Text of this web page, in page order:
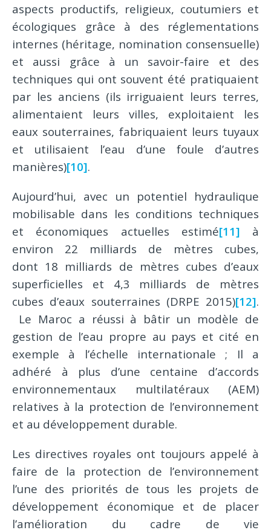
aspects productifs, religieux, coutumiers et
écologiques grâce à des réglementations
internes (héritage, nomination consensuelle)
et aussi grâce à un savoir-faire et des
techniques qui ont souvent été pratiquaient
par les anciens (ils irriguaient leurs terres,
alimentaient leurs villes, exploitaient les
eaux souterraines, fabriquaient leurs tuyaux
et utilisaient l’eau d’une foule d’autres
manières)[10].
Aujourd’hui, avec un potentiel hydraulique
mobilisable dans les conditions techniques
et économiques actuelles estimé[11] à
environ 22 milliards de mètres cubes,
dont 18 milliards de mètres cubes d’eaux
superficielles et 4,3 milliards de mètres
cubes d’eaux souterraines (DRPE 2015)[12].
Le Maroc a réussi à bâtir un modèle de
gestion de l’eau propre au pays et cité en
exemple à l’échelle internationale ; Il a
adhéré à plus d’une centaine d’accords
environnementaux multilatéraux (AEM)
relatives à la protection de l’environnement
et au développement durable.
Les directives royales ont toujours appelé à
faire de la protection de l’environnement
l’une des priorités de tous les projets de
développement économique et de placer
l’amélioration du cadre de vie